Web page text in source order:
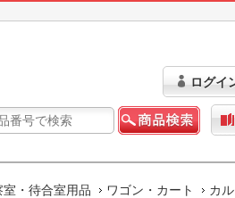
ログイ
・待合室用品 ワゴン・カート カ